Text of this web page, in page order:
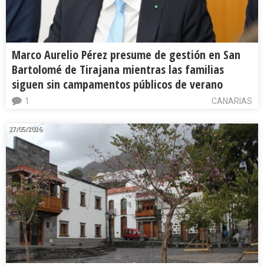
Marco Aurelio Pérez presume de gestión en San
Bartolomé de Tirajana mientras las familias
siguen sin campamentos públicos de verano
CANARIAS
1
27/05/2026